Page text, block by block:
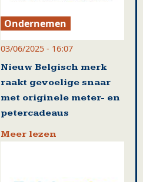
Ondernemen
03/06/2025 - 16:07
Nieuw Belgisch merk
raakt gevoelige snaar
met originele meter- en
petercadeaus
Meer lezen